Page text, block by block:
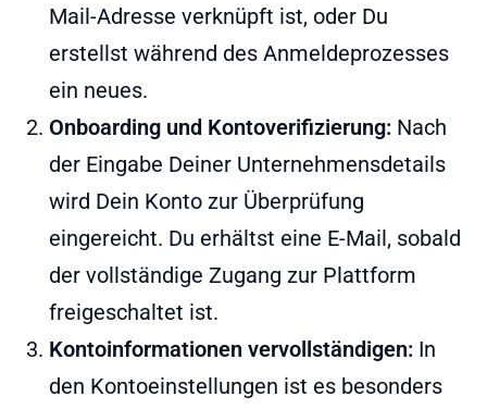
Mail-Adresse verknüpft ist, oder Du
erstellst während des Anmeldeprozesses
ein neues.
Onboarding und Kontoverifizierung: Nach
der Eingabe Deiner Unternehmensdetails
wird Dein Konto zur Überprüfung
eingereicht. Du erhältst eine E-Mail, sobald
der vollständige Zugang zur Plattform
freigeschaltet ist.
Kontoinformationen vervollständigen: In
den Kontoeinstellungen ist es besonders